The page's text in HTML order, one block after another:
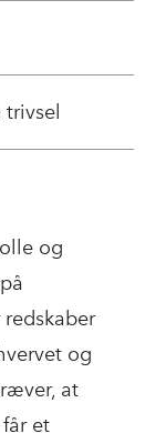
trivsel
og
og
at
et